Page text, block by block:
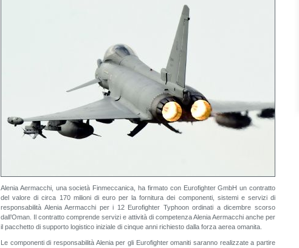
Alenia Aermacchi, una società Finmeccanica, ha firmato con Eurofighter GmbH un contratto
del valore di circa 170 milioni di euro per la fornitura dei componenti, sistemi e servizi di
responsabilità Alenia Aermacchi per i 12 Eurofighter Typhoon ordinati a dicembre scorso
dall’Oman. Il contratto comprende servizi e attività di competenza Alenia Aermacchi anche per
il pacchetto di supporto logistico iniziale di cinque anni richiesto dalla forza aerea omanita.
Le componenti di responsabilità Alenia per gli Eurofighter omaniti saranno realizzate a partire